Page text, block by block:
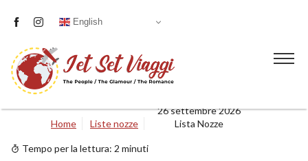
English
Liste nozze
Home Liste nozze
26 settembre 2026
Lista Nozze
Tempo per la lettura: 2 minuti